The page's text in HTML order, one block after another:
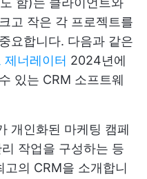
고 작은 각 프로젝트를
요합니다. 다음과 같은
제너레이터 2024년에
있는 CRM 소프트웨
개인화된 마케팅 캠페
작업을 구성하는 등
의 CRM을 소개합니